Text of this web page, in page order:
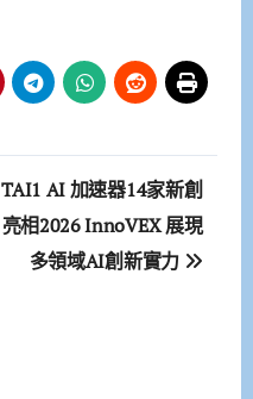
TAI1 AI 加速器14家新創
亮相2026 InnoVEX 展現
多領域AI創新實力